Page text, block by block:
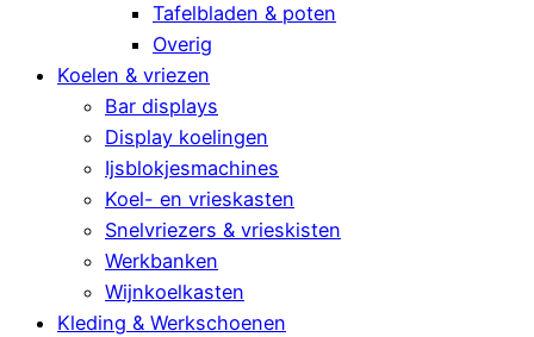
Tafelbladen & poten
Overig
Koelen & vriezen
Bar displays
Display koelingen
Ijsblokjesmachines
Koel- en vrieskasten
Snelvriezers & vrieskisten
Werkbanken
Wijnkoelkasten
Kleding & Werkschoenen